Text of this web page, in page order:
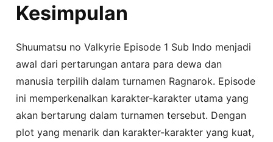
Kesimpulan
Shuumatsu no Valkyrie Episode 1 Sub Indo menjadi
awal dari pertarungan antara para dewa dan
manusia terpilih dalam turnamen Ragnarok. Episode
ini memperkenalkan karakter-karakter utama yang
akan bertarung dalam turnamen tersebut. Dengan
plot yang menarik dan karakter-karakter yang kuat,